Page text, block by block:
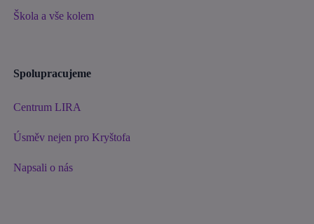
Škola a vše kolem
Spolupracujeme
Centrum LIRA
Úsměv nejen pro Kryštofa
Napsali o nás